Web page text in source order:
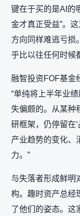
键在于买的是AI
金才真正受益”。
方向同样难逃亏损
乎比以往任何时候
融智投资FOF基金
“单纯将上半年业
失偏颇的。从某种
研框架，仍停留在
产业趋势的变化、
力。”
与失落者形成鲜明
构。趣时资产总经
了他们的姿态。这